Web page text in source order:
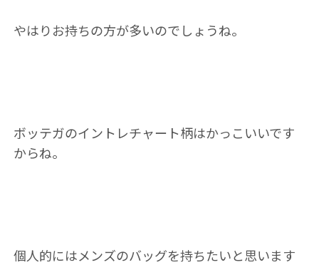
やはりお持ちの方が多いのでしょうね。
ボッテガのイントレチャート柄はかっこいいです
からね。
個人的にはメンズのバッグを持ちたいと思います